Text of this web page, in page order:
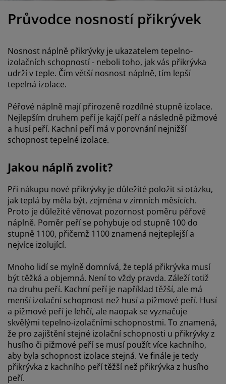
do ložnice
matrace
postele
o nábytek/doplňky
osvětlení
pokoj
mazlíčky
Průvodce nosností přikrývek
Nosnost náplně přikrývky je ukazatelem tepelno-
izolačních schopností - neboli toho, jak vás přikrývka
udrží v teple. Čím větší nosnost náplně, tím lepší
tepelná izolace.
Péřové náplně mají přirozeně rozdílné stupně izolace.
Nejlepším druhem peří je kajčí peří a následně pižmové
a husí peří. Kachní peří má v porovnání nejnižší
schopnost tepelné izolace.
Jakou náplň zvolit?
Při nákupu nové přikrývky je důležité položit si otázku,
jak teplá by měla být, zejména v zimních měsících.
Proto je důležité věnovat pozornost poměru péřové
náplně. Poměr peří se pohybuje od stupně 100 do
stupně 1100, přičemž 1100 znamená nejteplejší a
nejvíce izolující.
Mnoho lidí se mylně domnívá, že teplá přikrývka musí
být těžká a objemná. Není to vždy pravda. Záleží totiž
na druhu peří. Kachní peří je například těžší, ale má
menší izolační schopnost než husí a pižmové peří. Husí
a pižmové peří je lehčí, ale naopak se vyznačuje
skvělými tepelno-izolačními schopnostmi. To znamená,
že pro zajištění stejné izolační schopnosti u přikrývky z
husího či pižmové peří se musí použít více kachního,
aby byla schopnost izolace stejná. Ve finále je tedy
přikrývka z kachního peří těžší než přikrývka z husího
peří.